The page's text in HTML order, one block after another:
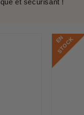
E
N
S
T
O
C
K